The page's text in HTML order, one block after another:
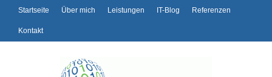
Startseite Über mich Leistungen IT-Blog Referenzen
Kontakt